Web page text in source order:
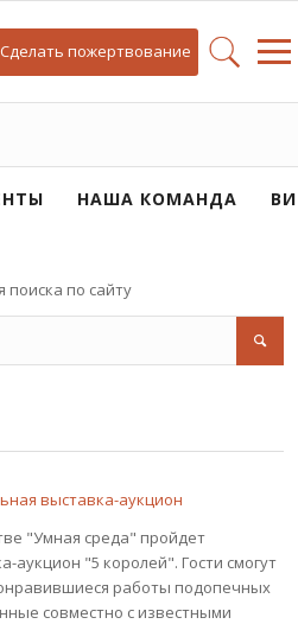
Сделать пожертвование
НАША КОМАНДА
поиска по сайту
выставка-аукцион
"Умная среда" пройдет
аукцион "5 королей". Гости смогут
работы подопечных
совместно с известными